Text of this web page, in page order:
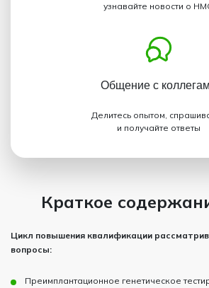
узнавайте новости о
Общение с
Делитесь опытом,
и получайте ответы
Краткое
Цикл повышения квалификации
вопросы:
Преимплантационное генетическое